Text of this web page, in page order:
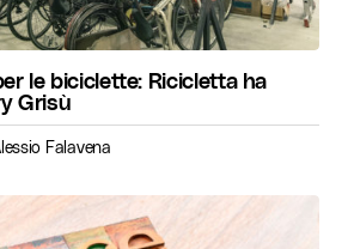
le biciclette: Ricicletta ha
Grisù
Falavena